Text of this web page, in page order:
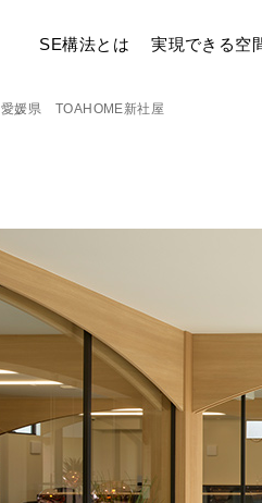
SE構法とは 実現できる空
愛媛県 TOAHOME新社屋